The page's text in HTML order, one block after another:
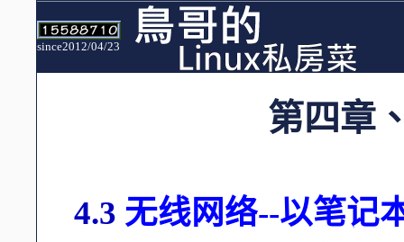
since2012/04/23
第四章
4.3 无线网络--以笔记